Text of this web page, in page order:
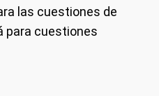
las cuestiones de
para cuestiones